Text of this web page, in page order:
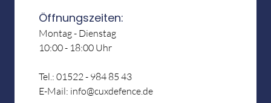
Trainingsorte und Zeiten
MITGLIEDERBEREICH
Bestellungen
Öffnungszeiten:
Montag - Dienstag
10:00 - 18:00 Uhr
Tel.: 01522 - 984 85 43
E-Mail: info@cuxdefence.de